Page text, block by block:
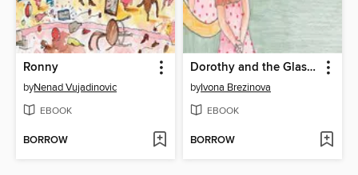
Ronny
byNenad Vujadinovic
EBOOK
BORROW
Dorothy and the Glasses
byIvona Brezinova
EBOOK
BORROW